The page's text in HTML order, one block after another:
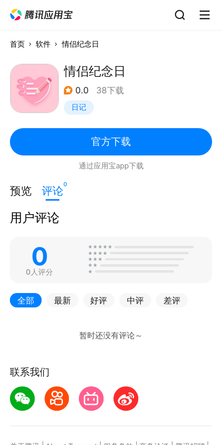
首页 软件 情侣纪念日
情侣纪念日
0.0 38下载
日记
官方下载
通过应用宝app下载
预览 评论0
用户评论
0
0人评分
全部 最新 好评 中评 差评
联系我们